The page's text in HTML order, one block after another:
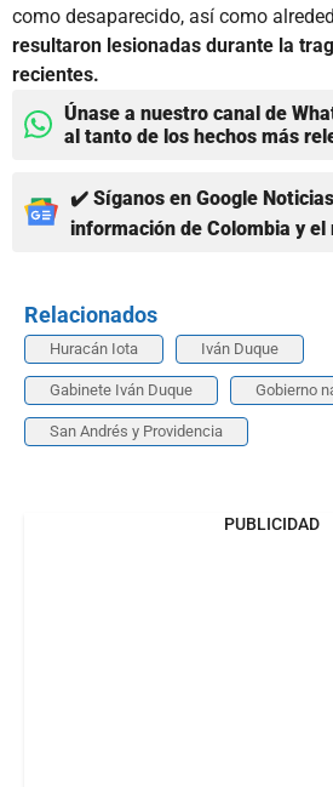
como desaparecido, así como
resultaron lesionadas durante la
recientes.
Únase a nuestro canal de
al tanto de los hechos más
✔️ Síganos en Google
información de Colombia y el
Relacionados
Huracán Iota Iván Duque
Gabinete Iván Duque Gobierno
San Andrés y Providencia
PUBLICIDAD